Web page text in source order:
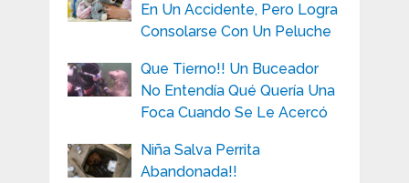
En Un Accidente, Pero Logra
Consolarse Con Un Peluche
Que Tierno!! Un Buceador
No Entendía Qué Quería Una
Foca Cuando Se Le Acercó
Niña Salva Perrita
Abandonada!!